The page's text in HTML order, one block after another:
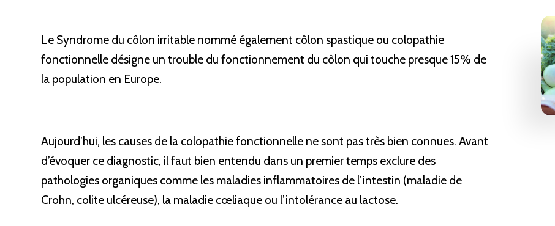
Le Syndrome du côlon irritable nommé également côlon spastique ou colopathie
fonctionnelle désigne un trouble du fonctionnement du côlon qui touche presque 15% de
la population en Europe.
Aujourd’hui, les causes de la colopathie fonctionnelle ne sont pas très bien connues. Avant
d’évoquer ce diagnostic, il faut bien entendu dans un premier temps exclure des
pathologies organiques comme les maladies inflammatoires de l’intestin (maladie de
Crohn, colite ulcéreuse), la maladie cœliaque ou l’intolérance au lactose.